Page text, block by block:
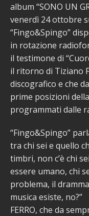
album “SONO UN
venerdì 24 ottobre
“Fingo&Spingo”
in rotazione
il testimone di
il ritorno di Tiziano
discografico e che
prime posizioni
programmati dalle
“Fingo&Spingo”
tra chi sei e quello
timbri, non c’è chi
essere umano, chi
problema, il
musica esiste, no?”
FERRO, che da